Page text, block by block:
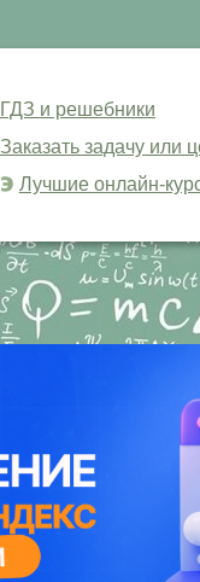
ГДЗ и решебники
Заказать задачу или
Лучшие онлайн-